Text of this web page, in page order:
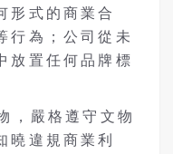
形式的商業合
行為；公司從未
放置任何品牌標
，嚴格遵守文物
曉違規商業利